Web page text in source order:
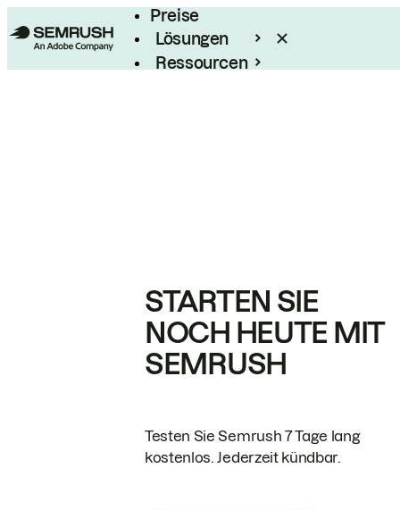
Preise
Lösungen
Ressourcen
STARTEN SIE
NOCH HEUTE MIT
SEMRUSH
Testen Sie Semrush 7 Tage lang
kostenlos. Jederzeit kündbar.